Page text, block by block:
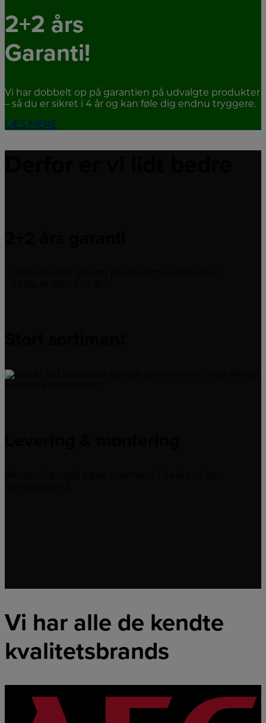
2+2 års
Garanti!
Vi har dobbelt op på garantien på udvalgte produkter
– så du er sikret i 4 år og kan føle dig endnu tryggere.
LÆS MERE
Vi har et af Danmarks største sortimenter med alle de
Vi har alle de kendte
kvalitetsbrands